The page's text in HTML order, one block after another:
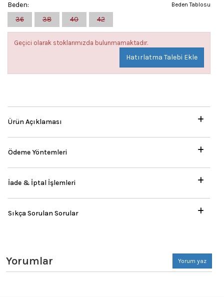
Beden Tablosu
Beden:
36
38 40 42
Geçici olarak stoklarımızda bulunmamaktadır.
Hatırlatma Talebi Ekle
Ürün Açıklaması
Ödeme Yöntemleri
İade & İptal İşlemleri
Sıkça Sorulan Sorular
Yorumlar Yorum yaz